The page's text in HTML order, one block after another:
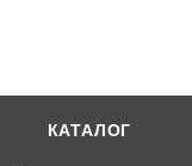
или
КАТАЛОГ